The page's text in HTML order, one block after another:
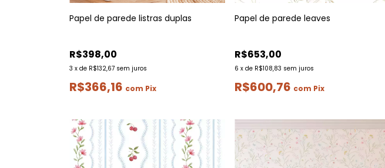
Papel de parede listras duplas
R$398,00
3 x de R$132,67 sem juros
R$366,16 com Pix
Papel de parede leaves
R$653,00
6 x de R$108,83 sem juros
R$600,76 com Pix